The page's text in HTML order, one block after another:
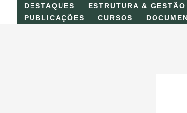
DESTAQUES ESTRUTURA & GESTÃO
PUBLICAÇÕES
CURSOS